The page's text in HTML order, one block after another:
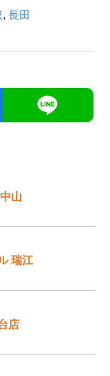
,長田
山
瑞江
店